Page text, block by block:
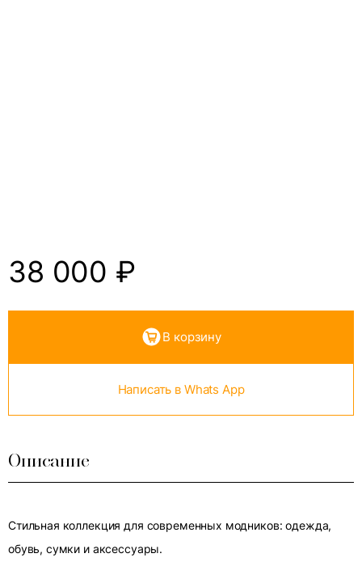
38 000 ₽
В корзину
Написать в Whats App
Описание
Стильная коллекция для современных модников: одежда,
обувь, сумки и аксессуары.